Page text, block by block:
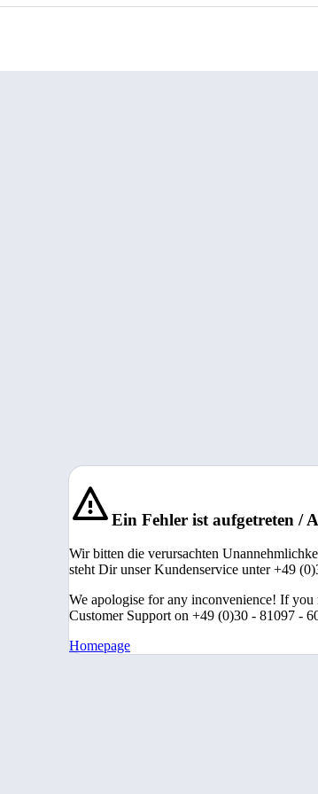
Ein Fehler ist aufgetreten /
Wir bitten die verursachten
steht Dir unser Kundenservice unter +49
We apologise for any inconvenience! If you
Customer Support on +49 (0)30 - 81097 -
Homepage